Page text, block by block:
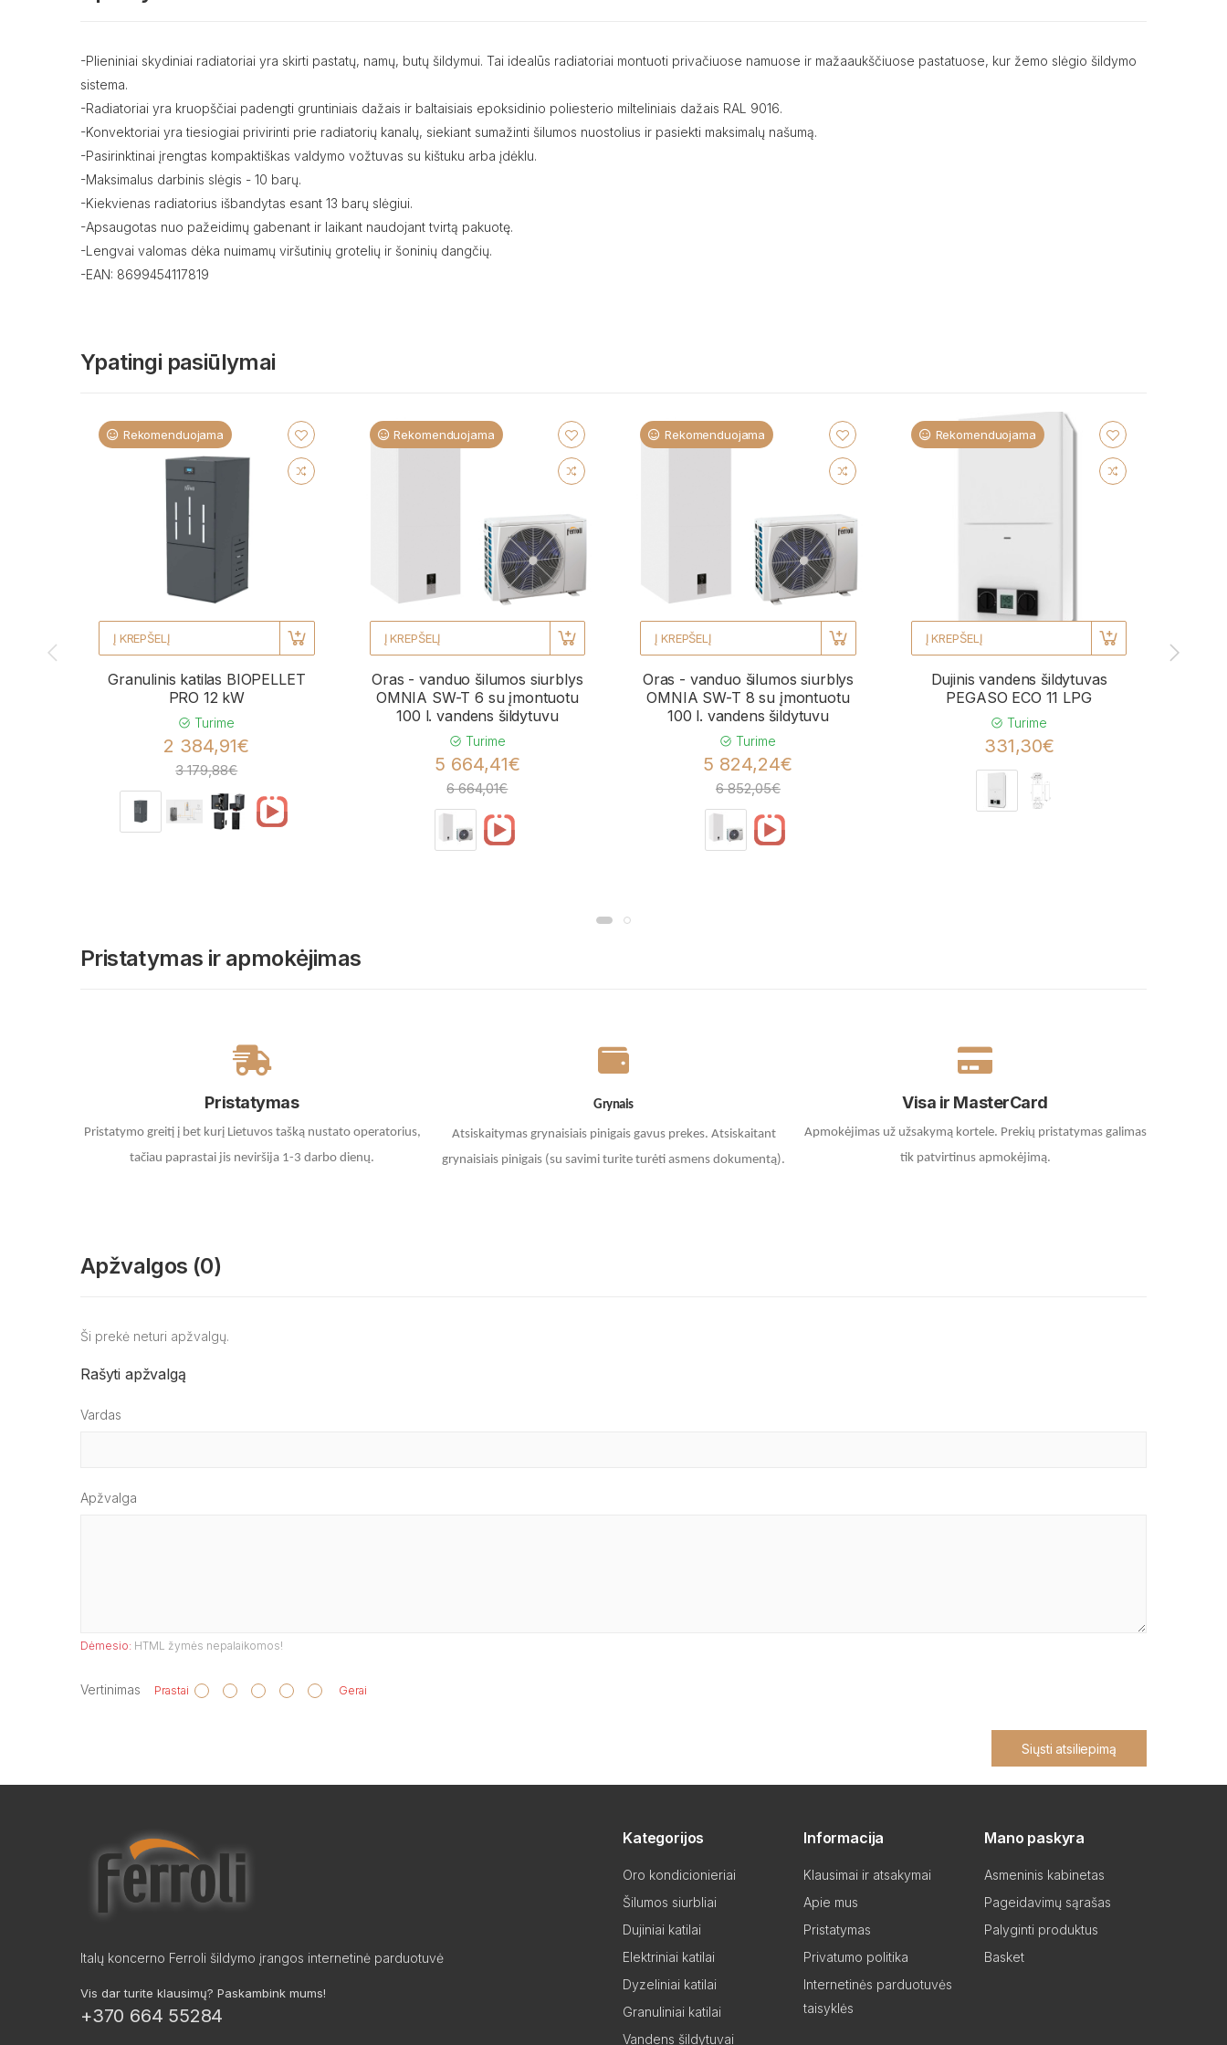
-Plieniniai skydiniai radiatoriai yra skirti pastatų, namų, butų šildymui. Tai idealūs radiatoriai montuoti privačiuose namuose ir mažaaukščiuose pastatuose, kur žemo slėgio šildymo
sistema.
-Radiatoriai yra kruopščiai padengti gruntiniais dažais ir baltaisiais epoksidinio poliesterio milteliniais dažais RAL 9016.
-Konvektoriai yra tiesiogiai privirinti prie radiatorių kanalų, siekiant sumažinti šilumos nuostolius ir pasiekti maksimalų našumą.
-Pasirinktinai įrengtas kompaktiškas valdymo vožtuvas su kištuku arba įdėklu.
-Maksimalus darbinis slėgis - 10 barų.
-Kiekvienas radiatorius išbandytas esant 13 barų slėgiui.
-Apsaugotas nuo pažeidimų gabenant ir laikant naudojant tvirtą pakuotę.
-Lengvai valomas dėka nuimamų viršutinių grotelių ir šoninių dangčių.
-EAN: 8699454117819
Ypatingi pasiūlymai
Rekomenduojama
Į KREPŠELĮ
Granulinis katilas BIOPELLET
PRO 12 kW
Turime
2 384,91€
3 179,88€
Rekomenduojama
Į KREPŠELĮ
Oras - vanduo šilumos siurblys
OMNIA SW-T 6 su įmontuotu
100 l. vandens šildytuvu
Turime
5 664,41€
6 664,01€
Rekomenduojama
Į KREPŠELĮ
Oras - vanduo šilumos siurblys
OMNIA SW-T 8 su įmontuotu
100 l. vandens šildytuvu
Turime
5 824,24€
6 852,05€
Rekomenduojama
Į KREPŠELĮ
Dujinis vandens šildytuvas
PEGASO ECO 11 LPG
Turime
331,30€
Pristatymas ir apmokėjimas
Pristatymas
Pristatymo greitį į bet kurį Lietuvos tašką nustato operatorius,
tačiau paprastai jis neviršija 1-3 darbo dienų.
Grynais
Atsiskaitymas grynaisiais pinigais gavus prekes. Atsiskaitant
grynaisiais pinigais (su savimi turite turėti asmens dokumentą).
Visa ir MasterCard
Apmokėjimas už užsakymą kortele. Prekių pristatymas galimas
tik patvirtinus apmokėjimą.
Apžvalgos (0)
Ši prekė neturi apžvalgų.
Rašyti apžvalgą
Vardas
Apžvalga
Dėmesio: HTML žymės nepalaikomos!
Vertinimas Prastai Gerai
Siųsti atsiliepimą
Italų koncerno Ferroli šildymo įrangos internetinė parduotuvė
Vis dar turite klausimų? Paskambink mums!
+370 664 55284
Kategorijos
Oro kondicionieriai
Šilumos siurbliai
Dujiniai katilai
Elektriniai katilai
Dyzeliniai katilai
Granuliniai katilai
Vandens šildytuvai
Informacija
Klausimai ir atsakymai
Apie mus
Pristatymas
Privatumo politika
Internetinės parduotuvės
taisyklės
Mano paskyra
Asmeninis kabinetas
Pageidavimų sąrašas
Palyginti produktus
Basket